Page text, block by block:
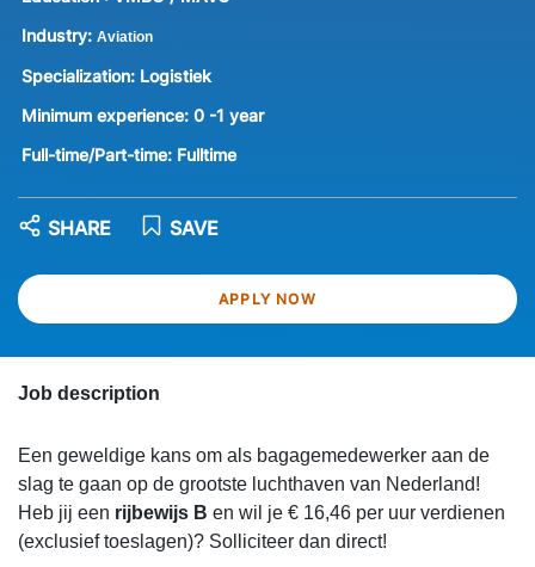
Industry: Aviation
Specialization: Logistiek
Minimum experience: 0 -1 year
Full-time/Part-time: Fulltime
APPLY NOW
SAVE
SHARE
Job description
Een geweldige kans om als bagagemedewerker aan de
slag te gaan op de grootste luchthaven van Nederland!
Heb jij een rijbewijs B en wil je € 16,46 per uur verdienen
(exclusief toeslagen)? Solliciteer dan direct!